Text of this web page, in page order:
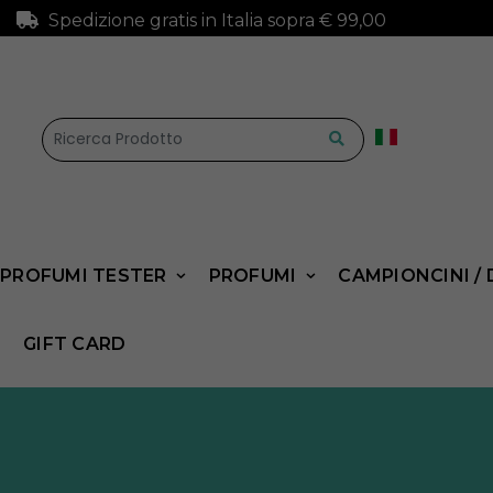
Spedizione gratis in Italia sopra € 99,00⚠️ SCRIVICI! IL
PROFUMI TESTER PROFUMI CAMPIONCINI /
GIFT CARD